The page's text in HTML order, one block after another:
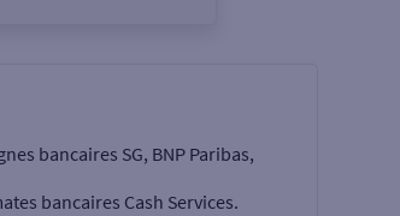
bancaires SG, BNP Paribas,
bancaires Cash Services.